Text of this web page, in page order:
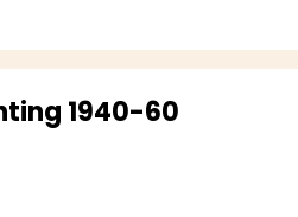
1940-60